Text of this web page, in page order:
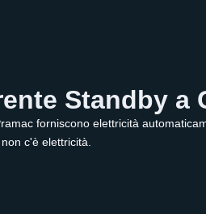
Standby a
forniscono elettricità
c'è elettricità.